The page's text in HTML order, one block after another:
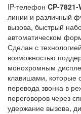
IP-телефон CP-7821-
линии и различный
вызова, быстрый
автоматическом
Сделан с
возможностью
монохромным
клавишами, которые
перевода звонка в
переговоров через
удержание вызова,